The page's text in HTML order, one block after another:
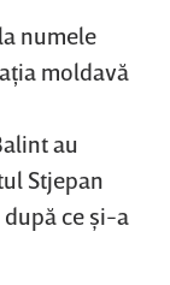
numele
moldavă
au
Stjepan
ce şi-a